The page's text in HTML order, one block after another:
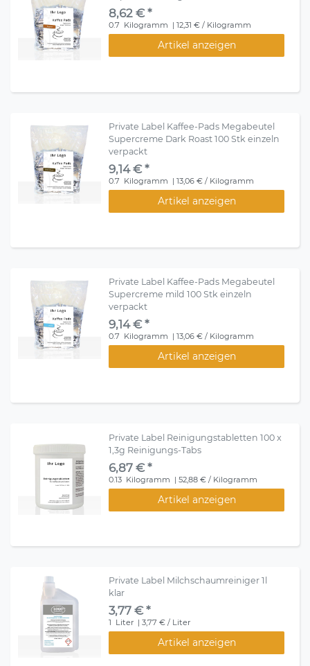
8,62 € *
0.7 Kilogramm | 12,31 € / Kilogramm
Artikel anzeigen
Private Label Kaffee-Pads Megabeutel
Supercreme Dark Roast 100 Stk einzeln
verpackt
9,14 € *
0.7 Kilogramm | 13,06 € / Kilogramm
Artikel anzeigen
Private Label Kaffee-Pads Megabeutel
Supercreme mild 100 Stk einzeln
verpackt
9,14 € *
0.7 Kilogramm | 13,06 € / Kilogramm
Artikel anzeigen
Private Label Reinigungstabletten 100 x
1,3g Reinigungs-Tabs
6,87 € *
0.13 Kilogramm | 52,88 € / Kilogramm
Artikel anzeigen
Private Label Milchschaumreiniger 1l
klar
3,77 € *
1 Liter | 3,77 € / Liter
Artikel anzeigen